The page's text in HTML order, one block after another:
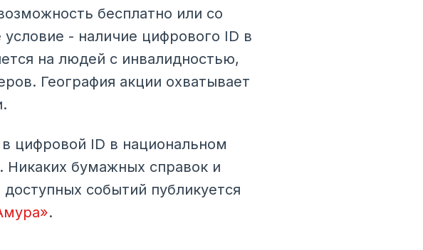
бесплатно или со
- наличие цифрового ID в
на людей с инвалидностью,
География акции охватывает
цифровой ID в национальном
Никаких бумажных справок и
событий публикуется
.